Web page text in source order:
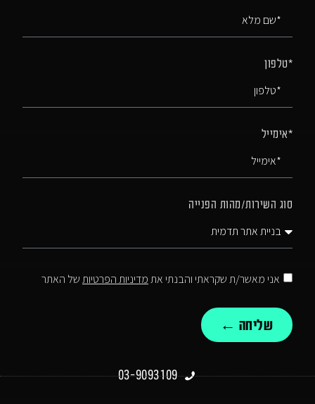
*טלפון
*אימייל
סוג השירות/מהות הפנייה
אני מאשר/ת שקראתי והבנתי אתמדיניות הפרטיותשל האתר
שליחה ←
03-9093109